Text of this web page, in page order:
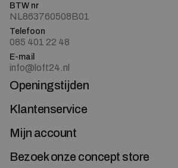
BTW nr
NL863760508B01
Telefoon
085 401 22 48
E-mail
info@loft24.nl
Openingstijden
Klantenservice
Mijn account
Bezoek onze concept store